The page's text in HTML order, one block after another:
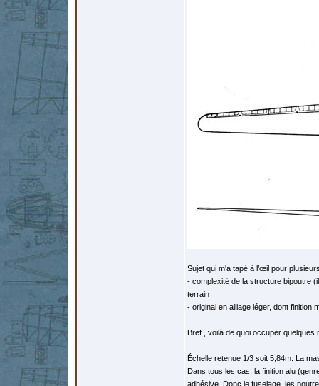
Sujet qui m'a tapé à l’œil pour
- complexité de la structure bipoutre
terrain
- original en alliage léger, dont finition
Bref , voilà de quoi occuper quelques
Échelle retenue 1/3 soit 5,84m. La
Dans tous les cas, la finition alu
adhésive. Donc le fuselage, les